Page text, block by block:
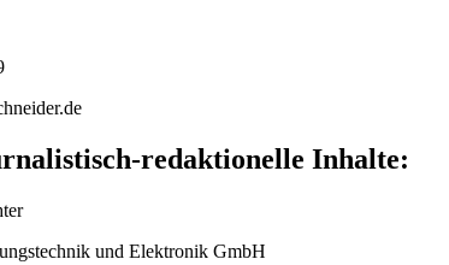
redaktionelle Inhalte:
und Elektronik GmbH